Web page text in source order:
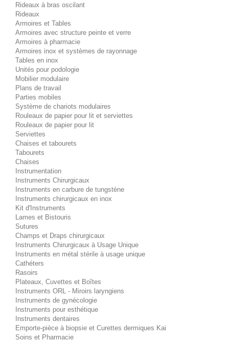
Rideaux à bras oscilant
Rideaux
Armoires et Tables
Armoires avec structure peinte et verre
Armoires à pharmacie
Armoires inox et systèmes de rayonnage
Tables en inox
Unités pour podologie
Mobilier modulaire
Plans de travail
Parties mobiles
Système de chariots modulaires
Rouleaux de papier pour lit et serviettes
Rouleaux de papier pour lit
Serviettes
Chaises et tabourets
Tabourets
Chaises
Instrumentation
Instruments Chirurgicaux
Instruments en carbure de tungstène
Instruments chirurgicaux en inox
Kit d'Instruments
Lames et Bistouris
Sutures
Champs et Draps chirurgicaux
Instruments Chirurgicaux à Usage Unique
Instruments en métal stérile à usage unique
Cathéters
Rasoirs
Plateaux, Cuvettes et Boîtes
Instruments ORL - Miroirs laryngiens
Instruments de gynécologie
Instruments pour esthétique
Instruments dentaires
Emporte-pièce à biopsie et Curettes dermiques Kai
Soins et Pharmacie